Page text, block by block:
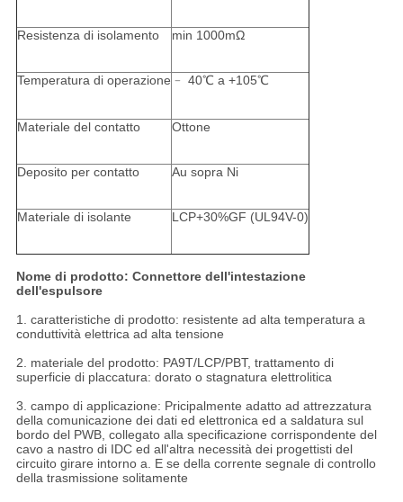
Resistenza di isolamento min 1000mΩ
Temperatura di operazione ﹣ 40℃ a +105℃
Materiale del contatto Ottone
Deposito per contatto Au sopra Ni
Materiale di isolante LCP+30%GF (UL94V-0)
Nome di prodotto: Connettore dell'intestazione
dell'espulsore
1. caratteristiche di prodotto: resistente ad alta temperatura a
conduttività elettrica ad alta tensione
2. materiale del prodotto: PA9T/LCP/PBT, trattamento di
superficie di placcatura: dorato o stagnatura elettrolitica
3. campo di applicazione: Pricipalmente adatto ad attrezzatura
della comunicazione dei dati ed elettronica ed a saldatura sul
bordo del PWB, collegato alla specificazione corrispondente del
cavo a nastro di IDC ed all'altra necessità dei progettisti del
circuito girare intorno a. E se della corrente segnale di controllo
della trasmissione solitamente